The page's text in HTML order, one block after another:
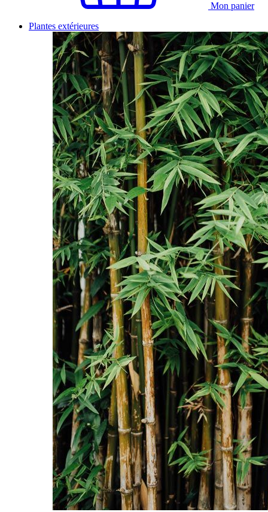
Mon panier
Plantes extérieures